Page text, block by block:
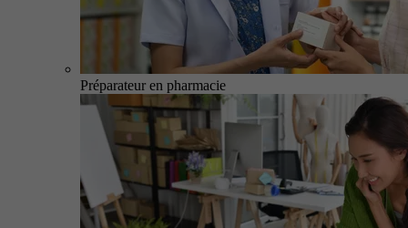
Préparateur en pharmacie